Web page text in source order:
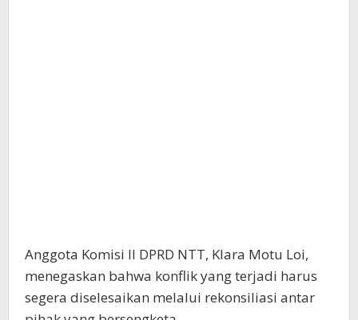
Anggota Komisi II DPRD NTT, Klara Motu Loi,
menegaskan bahwa konflik yang terjadi harus
segera diselesaikan melalui rekonsiliasi antar